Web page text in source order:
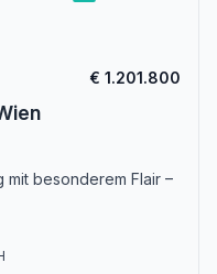
€ 1.201.800
mit besonderem Flair –